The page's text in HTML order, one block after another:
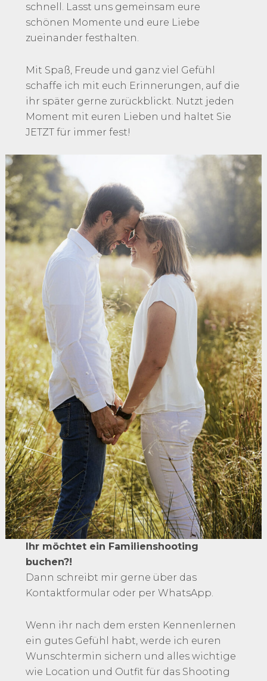
schnell. Lasst uns gemeinsam eure
schönen Momente und eure Liebe
zueinander festhalten.
Mit Spaß, Freude und ganz viel Gefühl
schaffe ich mit euch Erinnerungen, auf die
ihr später gerne zurückblickt. Nutzt jeden
Moment mit euren Lieben und haltet Sie
JETZT für immer fest!
Ihr möchtet ein Familienshooting
buchen?!
Dann schreibt mir gerne über das
Kontaktformular oder per WhatsApp.
Wenn ihr nach dem ersten Kennenlernen
ein gutes Gefühl habt, werde ich euren
Wunschtermin sichern und alles wichtige
wie Location und Outfit für das Shooting